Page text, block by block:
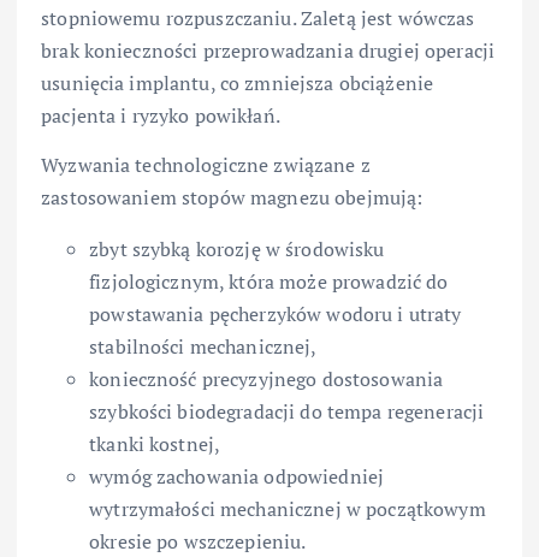
stopniowemu rozpuszczaniu. Zaletą jest wówczas
brak konieczności przeprowadzania drugiej operacji
usunięcia implantu, co zmniejsza obciążenie
pacjenta i ryzyko powikłań.
Wyzwania technologiczne związane z
zastosowaniem stopów magnezu obejmują:
zbyt szybką korozję w środowisku
fizjologicznym, która może prowadzić do
powstawania pęcherzyków wodoru i utraty
stabilności mechanicznej,
konieczność precyzyjnego dostosowania
szybkości biodegradacji do tempa regeneracji
tkanki kostnej,
wymóg zachowania odpowiedniej
wytrzymałości mechanicznej w początkowym
okresie po wszczepieniu.